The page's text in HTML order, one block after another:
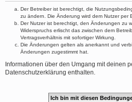
Der Betreiber ist berechtigt, die
zu ändern. Die Änderung wird dem Nutzer per
Der Nutzer ist berechtigt, den Änderungen zu
Widerspruchs erlischt das zwischen dem
Vertragsverhältnis mit sofortiger Wirkung.
Die Änderungen gelten als anerkannt und
Änderungen zugestimmt hat.
Informationen über den Umgang mit deinen
Datenschutzerklärung enthalten.